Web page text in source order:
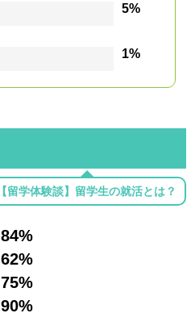
5%
1%
【留学体験談】留学生の就活とは？
84%
62%
75%
90%